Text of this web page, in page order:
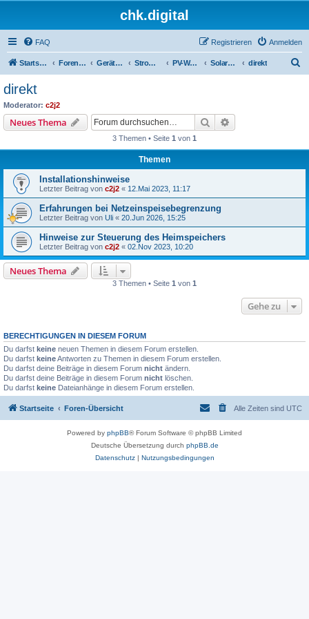
chk.digital
FAQ Anmelden
Registrieren
Startseite Foren-Übersicht Geräte (Wallboxen, Stromquellen, Autos) Stromquellen (PV, Speichersysteme, Smartmeter, Leseköpfe, ...) PV-Wechselrichter (ggf. mit angeschlossenem Speicher) SolarEdge direkt
direkt
Moderator: c2j2
Neues Thema Suche
3 Themen • Seite 1 von 1
Themen
Installationshinweise
Letzter Beitrag von c2j2 « 12.Mai 2023, 11:17
Erfahrungen bei Netzeinspeisebegrenzung
Letzter Beitrag von Uli « 20.Jun 2026, 15:25
Hinweise zur Steuerung des Heimspeichers
Letzter Beitrag von c2j2 « 02.Nov 2023, 10:20
Neues Thema
3 Themen • Seite 1 von 1
Gehe zu
BERECHTIGUNGEN IN DIESEM FORUM
Du darfst keine neuen Themen in diesem Forum erstellen.
Du darfst keineAntworten zu Themen in diesem Forum erstellen.
Du darfst deine Beiträge in diesem Forum nicht ändern.
Du darfst deine Beiträge in diesem Forum nicht löschen.
Du darfst keine Dateianhänge in diesem Forum erstellen.
Startseite Foren-Übersicht Alle Zeiten sind UTC
Powered by phpBB® Forum Software © phpBB Limited
Deutsche Übersetzung durch phpBB.de
Datenschutz| Nutzungsbedingungen